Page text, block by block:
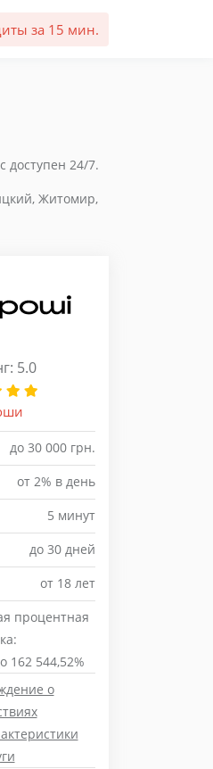
за 15 мин.
доступен 24/7.
Житомир,
5.0
до 30 000 грн.
от 2% в день
5 минут
до 30 дней
от 18 лет
процентная
162 544,52%
о